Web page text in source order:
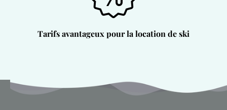
Tarifs avantageux pour la location de ski